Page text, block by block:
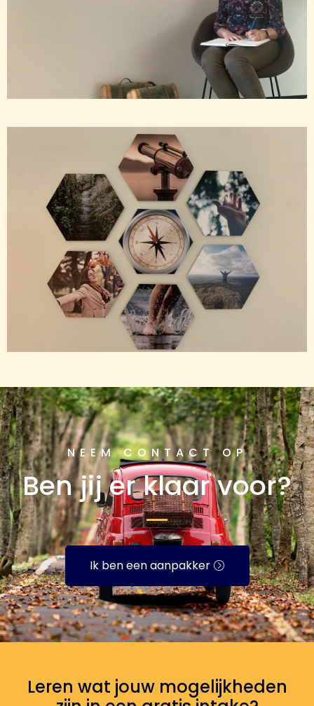
NEEM CONTACT OP
Ben jij er klaar voor?
Ik ben een aanpakker
Leren wat jouw mogelijkheden